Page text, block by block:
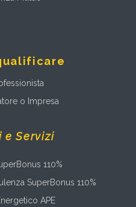
o Impresa
e Servizi
110%
SuperBonus 110%
APE